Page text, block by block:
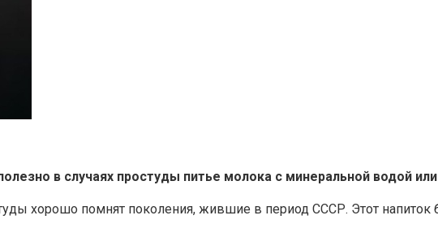
в случаях простуды питье молока с минеральной водой
хорошо помнят поколения, жившие в период СССР. Этот